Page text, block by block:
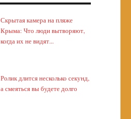
Скрытая камера на пляже
Крыма: Что люди вытворяют,
когда их не видят...
Ролик длится несколько секунд,
а смеяться вы будете долго